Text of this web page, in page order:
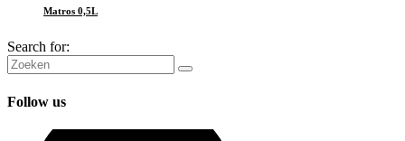
Matros 0,5L
Search for:
Follow us